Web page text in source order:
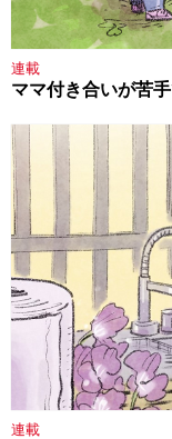
連載
ママ付き合いが苦
連載